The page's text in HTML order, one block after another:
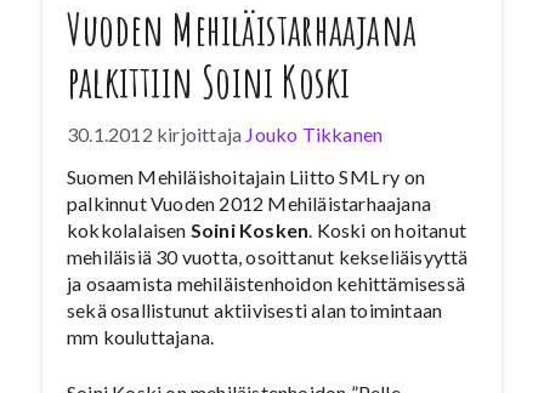
Vuoden Mehiläistarhaajana
palkittiin Soini Koski
30.1.2012 kirjoittaja Jouko Tikkanen
Suomen Mehiläishoitajain Liitto SML ry on
palkinnut Vuoden 2012 Mehiläistarhaajana
kokkolalaisen Soini Kosken. Koski on hoitanut
mehiläisiä 30 vuotta, osoittanut kekseliäisyyttä
ja osaamista mehiläistenhoidon kehittämisessä
sekä osallistunut aktiivisesti alan toimintaan
mm kouluttajana.